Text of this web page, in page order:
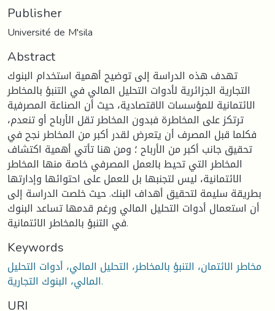
Publisher
Université de M'sila
Abstract
تهدف هذه الدراسة إلى توضيح أهمية استخدام البنوك
التجارية الجزائرية لأدوات التحليل المالي في التنبؤ بالمخاطر
الائتمانية للمؤسسات الاقتصادية، حيث أن الصناعة المصرفية
ترتكز على المخاطرة فبدون المخاطر تقل الأرباح أو تنعدم،
فكلما قبل المصرف أن يتعرض لقدر أكبر من المخاطر نجح في
تحقيق جانب أكبر من الأرباح ؛ ومن هنا تأتي أهمية اكتشاف
المخاطر التي تحيط بالعمل المصرفي خاصة منها المخاطر
الائتمانية، ليس لتجنبها بل للعمل على احتوائها وإدارتها
بطريقة سليمة لتحقيق أهداف البنك. حيث خلصت الدراسة إلى
أن استعمال أدوات التحليل المالي ورغم قدمها تساعد البنوك
في التنبؤ بالمخاطر الائتمانية.
Keywords
مخاطر الائتمان، التنبؤ بالمخاطر، التحليل المالي، أدوات التحليل
المالي، البنوك التجارية.
URI